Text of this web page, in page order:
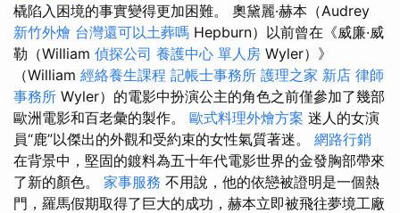
橇陷入困境的事實變得更加困難。 奧黛麗·赫本（Audrey
新竹外燴 台灣還可以土葬嗎 Hepburn）以前曾在《威廉·威
勒（William 偵探公司 養護中心 單人房 Wyler）》
（William 經絡養生課程 記帳士事務所 護理之家 新店 律師
事務所 Wyler）的電影中扮演公主的角色之前僅參加了幾部
歐洲電影和百老彙的製作。 歐式料理外燴方案 迷人的女演
員“鹿”以傑出的外觀和受約束的女性氣質著迷。 網路行銷
在背景中，堅固的鍍料為五十年代電影世界的金發胸部帶來
了新的顏色。 家事服務 不用說，他的依戀被證明是一個熱
門，羅馬假期取得了巨大的成功，赫本立即被飛往夢境工廠